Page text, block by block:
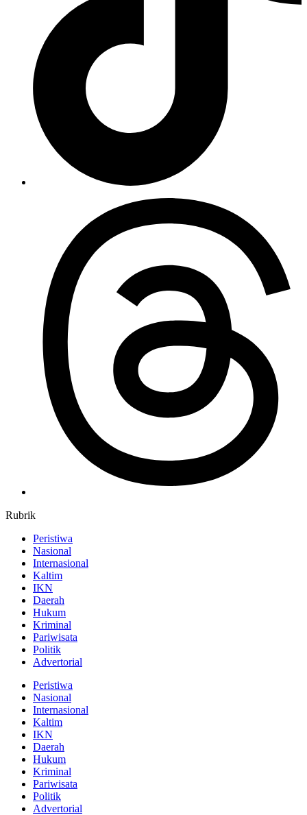
Rubrik
Peristiwa
Nasional
Internasional
Kaltim
IKN
Daerah
Hukum
Kriminal
Pariwisata
Politik
Advertorial
Peristiwa
Nasional
Internasional
Kaltim
IKN
Daerah
Hukum
Kriminal
Pariwisata
Politik
Advertorial